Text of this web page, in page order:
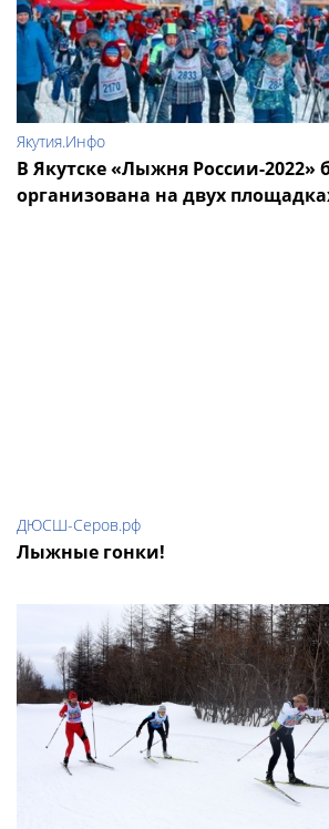
Якутия.Инфо
В Якутске «Лыжня России-2022»
организована на двух
ДЮСШ-Серов.рф
Лыжные гонки!